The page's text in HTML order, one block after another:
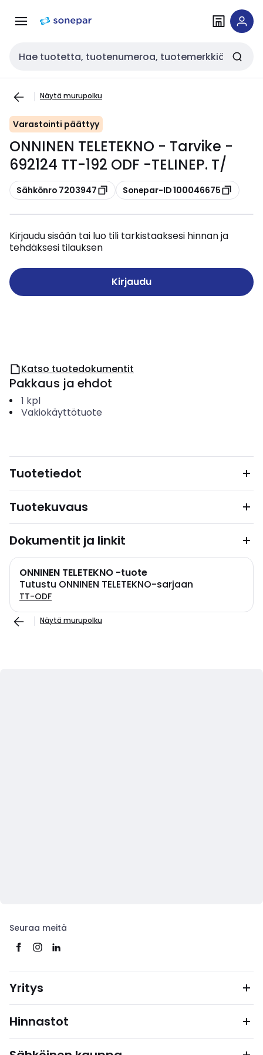
navigointiinsisältöön
Haku
Näytä murupolku
Varastointi päättyy
ONNINEN TELETEKNO - Tarvike -
692124 TT-192 ODF -TELINEP. T/
Kopioi
Sähkönro 7203947 Kopioi
Sonepar-ID 100046675
Kirjaudu sisään tai luo tili tarkistaaksesi hinnan ja
tehdäksesi tilauksen
Kirjaudu
Katso tuotedokumentit
Pakkaus ja ehdot
1 kpl
Vakiokäyttötuote
Tuotetiedot
Tuotekuvaus
Dokumentit ja linkit
ONNINEN TELETEKNO -tuote
Tutustu ONNINEN TELETEKNO-sarjaan
TT-ODF
Näytä murupolku
Seuraa meitä
Yritys
Hinnastot